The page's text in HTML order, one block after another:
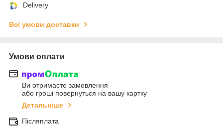
Delivery
Всі умови доставки
Умови оплати
Ви отримаєте замовлення
або гроші повернуться на вашу картку
Детальніше
Післяплата